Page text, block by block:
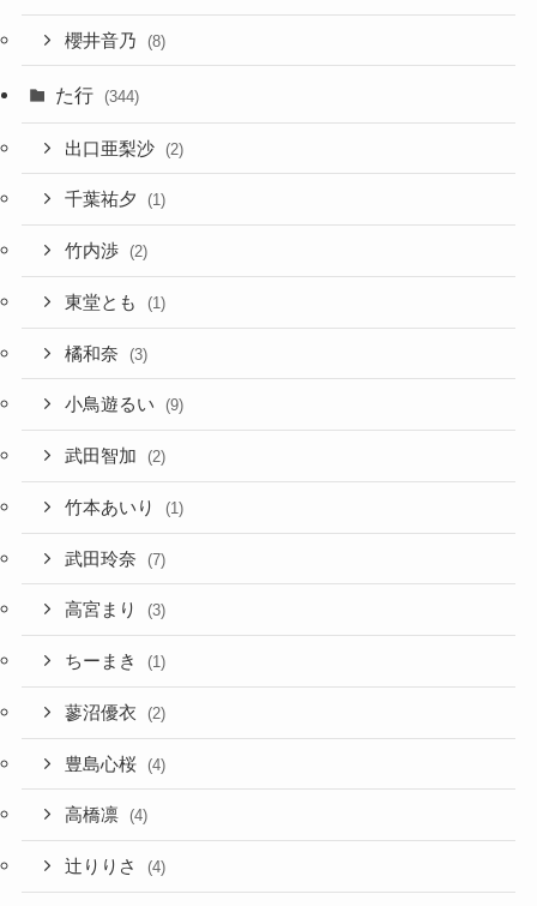
櫻井音乃 (8)
た行 (344)
出口亜梨沙 (2)
千葉祐夕 (1)
竹内渉 (2)
東堂とも (1)
橘和奈 (3)
小鳥遊るい (9)
武田智加 (2)
竹本あいり (1)
武田玲奈 (7)
高宮まり (3)
ちーまき (1)
蓼沼優衣 (2)
豊島心桜 (4)
高橋凛 (4)
辻りりさ (4)